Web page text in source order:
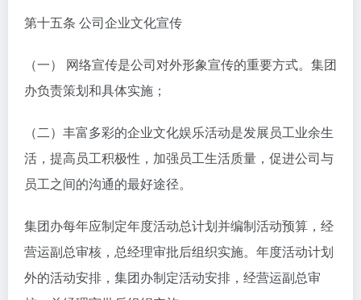
第十五条 公司企业文化宣传
（一） 网络宣传是公司对外形象宣传的重要方式。集团
办负责策划和具体实施；
（二）丰富多彩的企业文化娱乐活动是发展员工业余生
活，提高员工积极性，加强员工生活质量，促进公司与
员工之间的沟通的最好途径。
集团办每年应制定年度活动总计划并编制活动预算，经
营运副总审核，总经理审批后组织实施。年度活动计划
外的活动安排，集团办制定活动安排，经营运副总审